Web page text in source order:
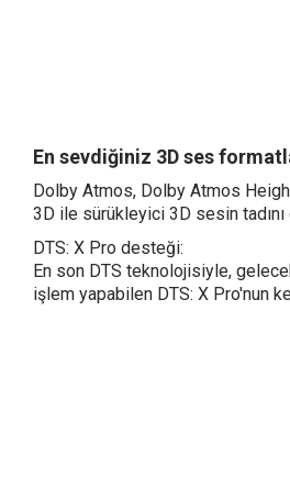
En sevdiğiniz 3D ses
Dolby Atmos, Dolby Atmos
3D ile sürükleyici 3D sesin tadını
DTS: X Pro desteği:
En son DTS teknolojisiyle,
işlem yapabilen DTS: X Pro'nun